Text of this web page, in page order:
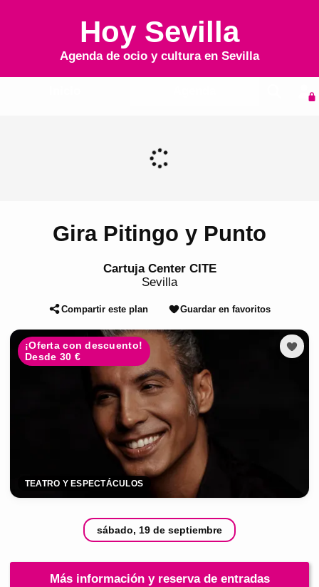
Hoy Sevilla
Agenda de ocio y cultura en Sevilla
Gira Pitingo y Punto
Cartuja Center CITE
Sevilla
Compartir este plan Guardar en favoritos
¡Oferta con descuento!
Desde 30 €
TEATRO Y ESPECTÁCULOS
sábado, 19 de septiembre
Más información y reserva de entradas